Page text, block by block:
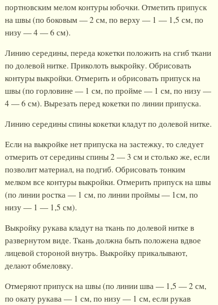
портновским мелом контуры юбочки. Отметить припуск
на швы (по боковым — 2 см, по верху — 1 — 1,5 см, по
низу — 4 — 6 см).
Линию середины, переда кокетки положить на сгиб ткани
по долевой нитке. Приколоть выкройку. Обрисовать
контуры выкройки. Отмерить и обрисовать припуск на
швы (по горловине — 1 см, по пройме — 1 см, по низу —
4 — 6 см). Вырезать перед кокетки по линии припуска.
Линию середины спины кокетки кладут по долевой нитке.
Если на выкройке нет припуска на застежку, то следует
отмерить от середины спины 2 — 3 см и столько же, если
позволит материал, на подгиб. Обрисовать тонким
мелком все контуры выкройки. Отмерить припуск на швы
(по линии ростка — 1 см, по линии проймы — 1см, по
низу — 1 — 1,5 см).
Выкройку рукава кладут на ткань по долевой нитке в
развернутом виде. Ткань должна быть положена вдвое
лицевой стороной внутрь. Выкройку прикалывают,
делают обмеловку.
Отмеряют припуск на швы (по линии шва — 1,5 — 2 см,
по окату рукава — 1 см, по низу — 1 см, если рукав